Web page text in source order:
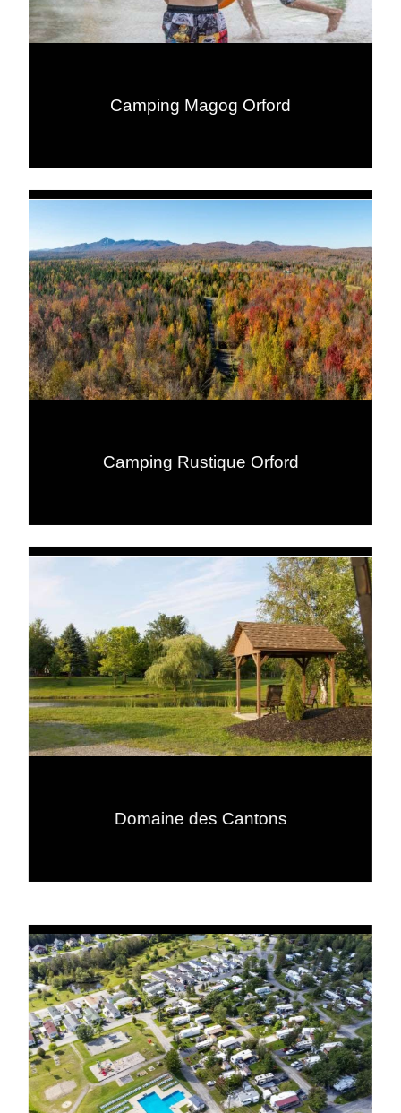
Camping Magog Orford
Camping Rustique Orford
Domaine des Cantons